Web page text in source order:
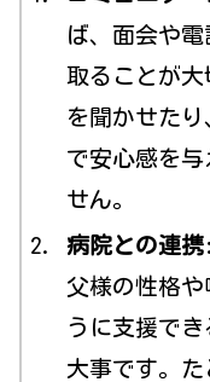
ば、面会や
取ることが
を聞かせた
で安心感を
せん。
病院との連携
父様の性格
うに支援で
大事です。